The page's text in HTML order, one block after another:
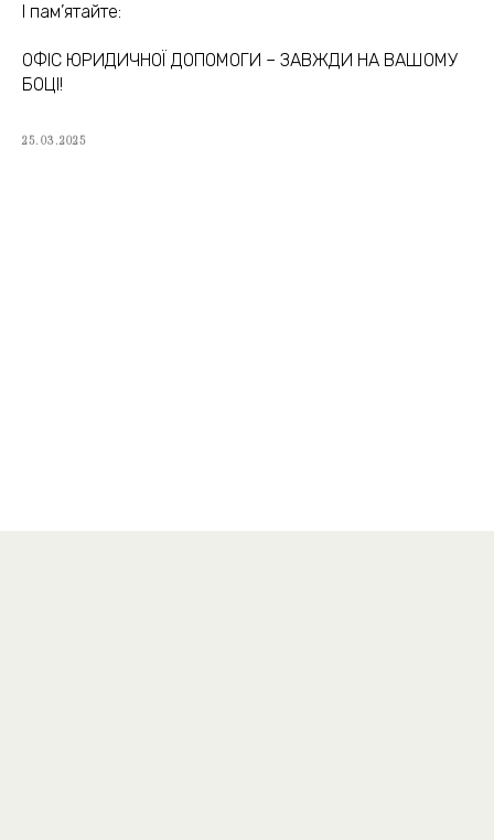
І пам’ятайте:
ОФІС ЮРИДИЧНОЇ ДОПОМОГИ – ЗАВЖДИ НА ВАШОМУ
БОЦІ!
25.03.2025